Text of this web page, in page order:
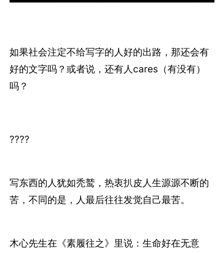
如果社会注定不给写字的人好的出路，那还会有
好的文字吗？或者说，还有人cares（有没有）
吗？
????
写东西的人犹如秃鹫，热衷扒皮人生源源不断的
苦，不同的是，人最后往往发觉自己最苦。
木心先生在《素履往之》里说：生命好在无意